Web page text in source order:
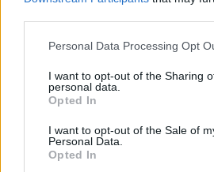
Please note that this website/app
not limited to your visit or usage
grant or deny consent to Google and
use your data for below specified
consent section.
Personal Data Processing Opt
I want to opt-out of the Sharing
personal data.
Opted In
I want to opt-out of the Sale of
Personal Data.
Opted In
Bauer, lørdagens vinner, ble
verdenscup-vinner Johan
Deretter fulgte Tor-Arne
Tor-Arne er en av de løperne
potensiale til å ta opp kampen